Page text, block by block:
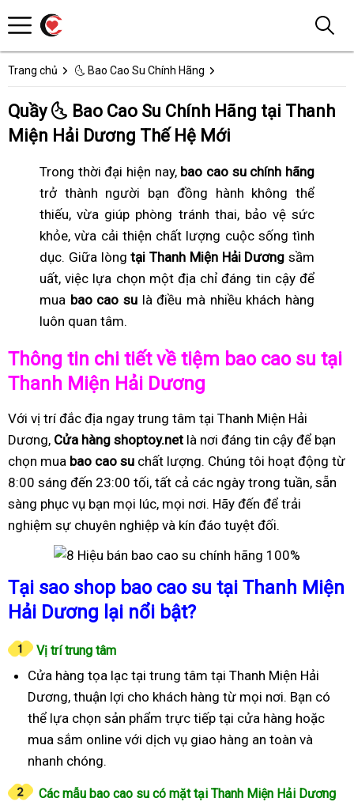
Trang chủ 🌜 Bao Cao Su Chính Hãng
Quầy 🌜 Bao Cao Su Chính Hãng tại Thanh
Miện Hải Dương Thế Hệ Mới
Trong thời đại hiện nay, bao cao su chính hãng
trở thành người bạn đồng hành không thể
thiếu, vừa giúp phòng tránh thai, bảo vệ sức
khỏe, vừa cải thiện chất lượng cuộc sống tình
dục. Giữa lòngtại Thanh Miện Hải Dương sầm
uất, việc lựa chọn một địa chỉ đáng tin cậy để
mua bao cao su là điều mà nhiều khách hàng
luôn quan tâm.
Thông tin chi tiết về tiệm bao cao su tại
Thanh Miện Hải Dương
Với vị trí đắc địa ngay trung tâm tại Thanh Miện Hải
Dương, Cửa hàng shoptoy.net là nơi đáng tin cậy để bạn
chọn mua bao cao su chất lượng. Chúng tôi hoạt động từ
8:00 sáng đến 23:00 tối, tất cả các ngày trong tuần, sẵn
sàng phục vụ bạn mọi lúc, mọi nơi. Hãy đến để trải
nghiệm sự chuyên nghiệp và kín đáo tuyệt đối.
Tại sao shop bao cao su tại Thanh Miện
Hải Dương lại nổi bật?
Vị trí trung tâm
Cửa hàng tọa lạc tại trung tâm tại Thanh Miện Hải
Dương, thuận lợi cho khách hàng từ mọi nơi. Bạn có
thể lựa chọn sản phẩm trực tiếp tại cửa hàng hoặc
mua sắm online với dịch vụ giao hàng an toàn và
nhanh chóng.
Các mẫu bao cao su có mặt tại Thanh Miện Hải Dương